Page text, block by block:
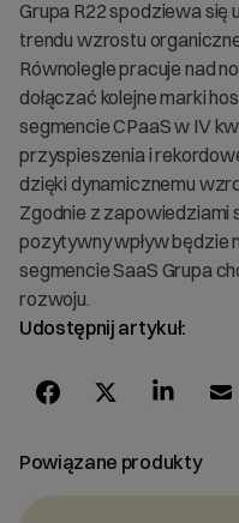
Udostępnij artykuł:
Powiązane produkty
Grupa R22 spodziewa
trendu wzrostu
Równolegle pracuje nad
dołączać kolejne marki
segmencie CPaaS w IV
przyspieszenia i
dzięki dynamicznemu
Zgodnie z zapowiedziami
pozytywny wpływ będzie
segmencie SaaS Grupa
rozwoju.